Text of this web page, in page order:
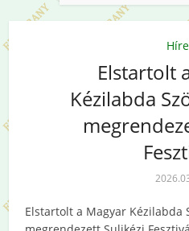
Elstartolt
Kézilabda
Elstartolt a Magyar Kézilabda